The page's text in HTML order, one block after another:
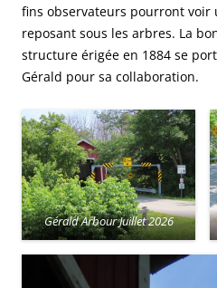
fins observateurs pourront voir
reposant sous les arbres. La
structure érigée en 1884 se
Gérald pour sa collaboration.
Gérald Arbour Juillet 2026